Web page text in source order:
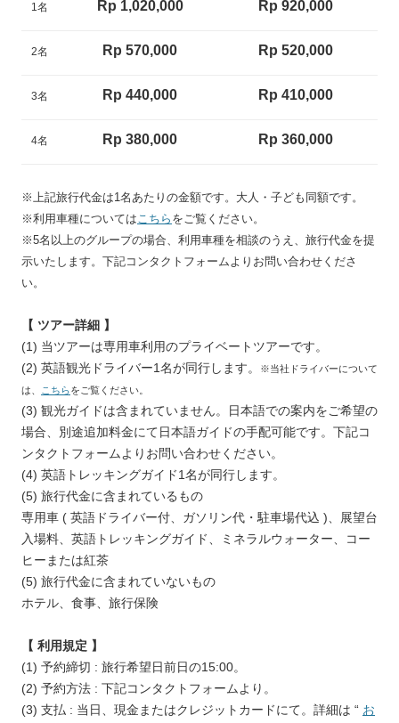
1名 Rp 1,020,000 Rp 920,000
2名 Rp 570,000 Rp 520,000
3名 Rp 440,000 Rp 410,000
4名 Rp 380,000 Rp 360,000
※上記旅行代金は1名あたりの金額です。大人・子ども同額です。
※利用車種についてはこちら をご覧ください。
※5名以上のグループの場合、利用車種を相談のうえ、旅行代金を提
示いたします。下記コンタクトフォームよりお問い合わせくださ
い。
【 ツアー詳細 】
(1) 当ツアーは専用車利用のプライベートツアーです。
(2) 英語観光ドライバー1名が同行します。
※当社ドライバーについて
は、 こちらをご覧ください。
(3) 観光ガイドは含まれていません。日本語での案内をご希望の
場合、別途追加料金にて日本語ガイドの手配可能です。下記コ
ンタクトフォームよりお問い合わせください。
(4) 英語トレッキングガイド1名が同行します。
(5) 旅行代金に含まれているもの
専用車 ( 英語ドライバー付、ガソリン代・駐車場代込 )、展望台
入場料、英語トレッキングガイド、ミネラルウォーター、コー
ヒーまたは紅茶
(5) 旅行代金に含まれていないもの
ホテル、食事、旅行保険
【 利用規定 】
(1) 予約締切 : 旅行希望日前日の15:00。
(2) 予約方法 : 下記コンタクトフォームより。
(3) 支払 : 当日、現金またはクレジットカードにて。詳細は “ お